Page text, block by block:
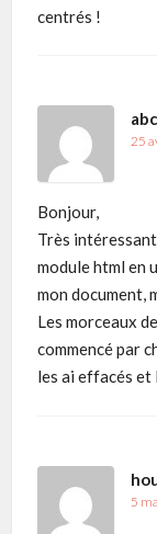
centrés !
25
Bonjour,
Très
module html en
mon document,
Les morceaux
commencé par
les ai effacés
5